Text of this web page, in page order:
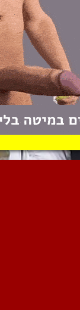
מאהבים גם בבוקר
11891 צפיות | 2 המלצות